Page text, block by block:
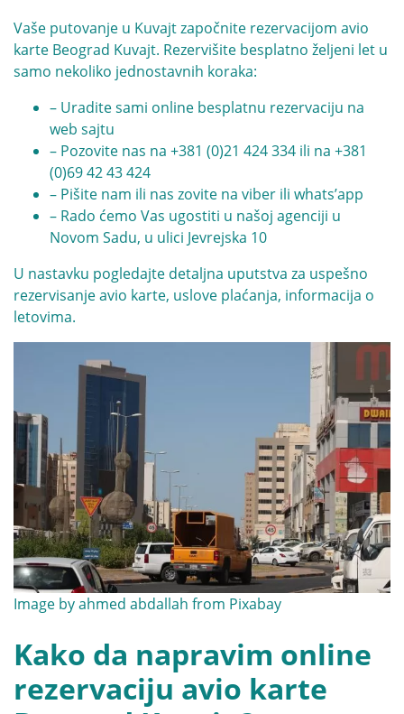
Vaše putovanje u Kuvajt započnite rezervacijom avio
karte Beograd Kuvajt. Rezervišite besplatno željeni let u
samo nekoliko jednostavnih koraka:
– Uradite sami online besplatnu rezervaciju na
web sajtu
– Pozovite nas na +381 (0)21 424 334 ili na +381
(0)69 42 43 424
– Pišite nam ili nas zovite na viber ili whats’app
– Rado ćemo Vas ugostiti u našoj agenciji u
Novom Sadu, u ulici Jevrejska 10
U nastavku pogledajte detaljna uputstva za uspešno
rezervisanje avio karte, uslove plaćanja, informacija o
letovima.
Image byahmed abdallah from Pixabay
Kako da napravim online
rezervaciju avio karte